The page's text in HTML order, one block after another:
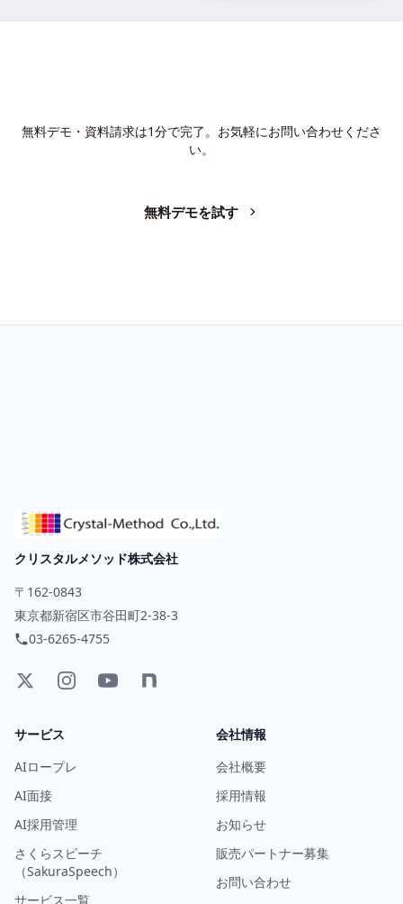
無料デモ・資料請求は1分で完了。お気軽にお問い合わせくださ
い。
無料デモを試す
クリスタルメソッド株式会社
〒162-0843
東京都新宿区市谷田町2-38-3
03-6265-4755
サービス
AIロープレ
AI面接
AI採用管理
さくらスピーチ
（SakuraSpeech）
サービス一覧
会社情報
会社概要
採用情報
お知らせ
販売パートナー募集
お問い合わせ